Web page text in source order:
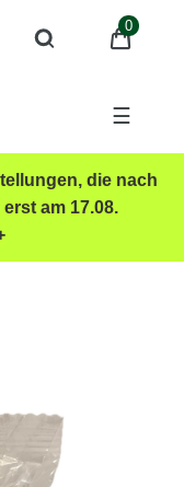
0
☰
die nach
am 17.08.